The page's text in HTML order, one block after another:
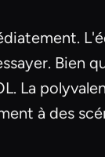
Bien
La
à des